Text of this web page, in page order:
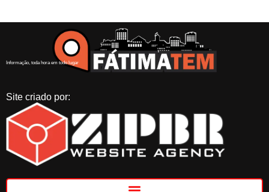
Informação, toda hora em todo lugar
Site criado por: